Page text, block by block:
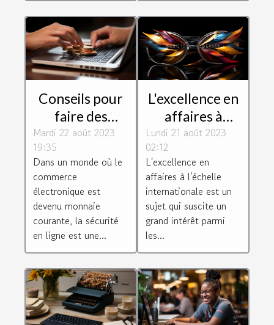
Conseils pour
faire des
achats en ligne
de manière
sécurisée
Mardi 22 août 2023
19:35
Dans un monde où le
commerce
électronique est
devenu monnaie
courante, la sécurité
en ligne est une...
L'excellence en
affaires à
l'échelle
internationale
Lundi 21 août 2023
02:12
L'excellence en
affaires à l'échelle
internationale est un
sujet qui suscite un
grand intérêt parmi
les...